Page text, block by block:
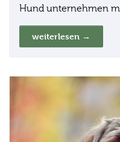
Hund unternehmen
weiterlesen →